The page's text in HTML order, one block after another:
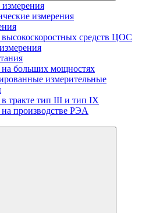
измерения
средств ЦОС
больших мощностях
измерительные
тракте тип III и тип IX
производстве РЭА